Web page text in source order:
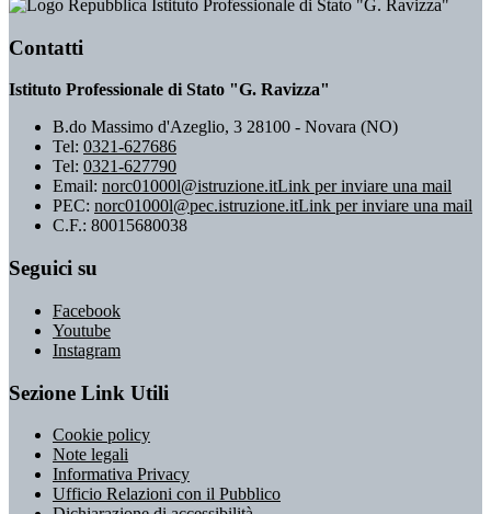
Istituto Professionale di Stato "G. Ravizza"
Contatti
Istituto Professionale di Stato "G. Ravizza"
B.do Massimo d'Azeglio, 3 28100 - Novara (NO)
Tel: 0321-627686
Tel: 0321-627790
Email: norc01000l@istruzione.itLink per inviare una mail
PEC: norc01000l@pec.istruzione.itLink per inviare una mail
C.F.: 80015680038
Seguici su
Facebook
Youtube
Instagram
Sezione Link Utili
Cookie policy
Note legali
Informativa Privacy
Ufficio Relazioni con il Pubblico